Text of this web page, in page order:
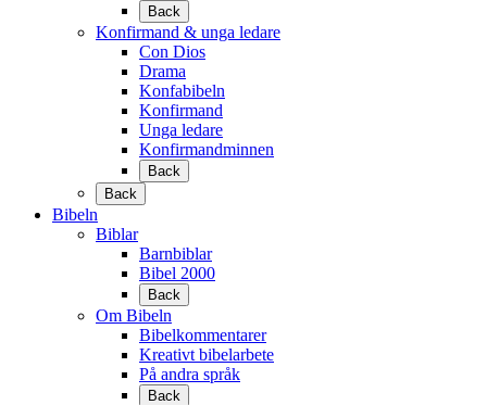
Back
Konfirmand & unga ledare
Con Dios
Drama
Konfabibeln
Konfirmand
Unga ledare
Konfirmandminnen
Back
Back
Bibeln
Biblar
Barnbiblar
Bibel 2000
Back
Om Bibeln
Bibelkommentarer
Kreativt bibelarbete
På andra språk
Back